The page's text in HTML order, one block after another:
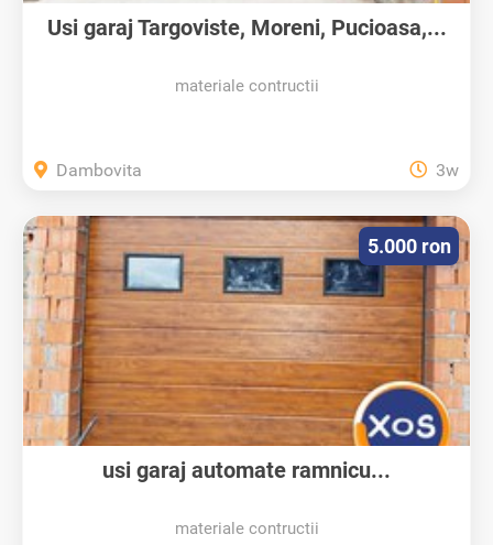
Usi garaj Targoviste, Moreni, Pucioasa,...
materiale contructii
Dambovita 3w
usi garaj automate ramnicu...
materiale contructii
5.000 ron